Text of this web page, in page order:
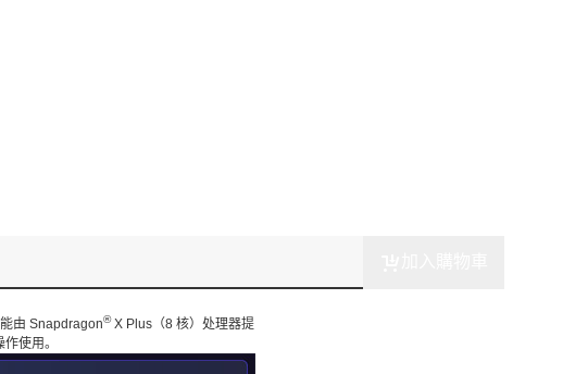
由 Snapdragon®X Plus（8 核）处理器提
使用。